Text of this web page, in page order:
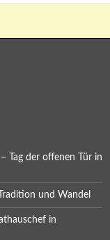
Tag der offenen Tür in
und Wandel
in